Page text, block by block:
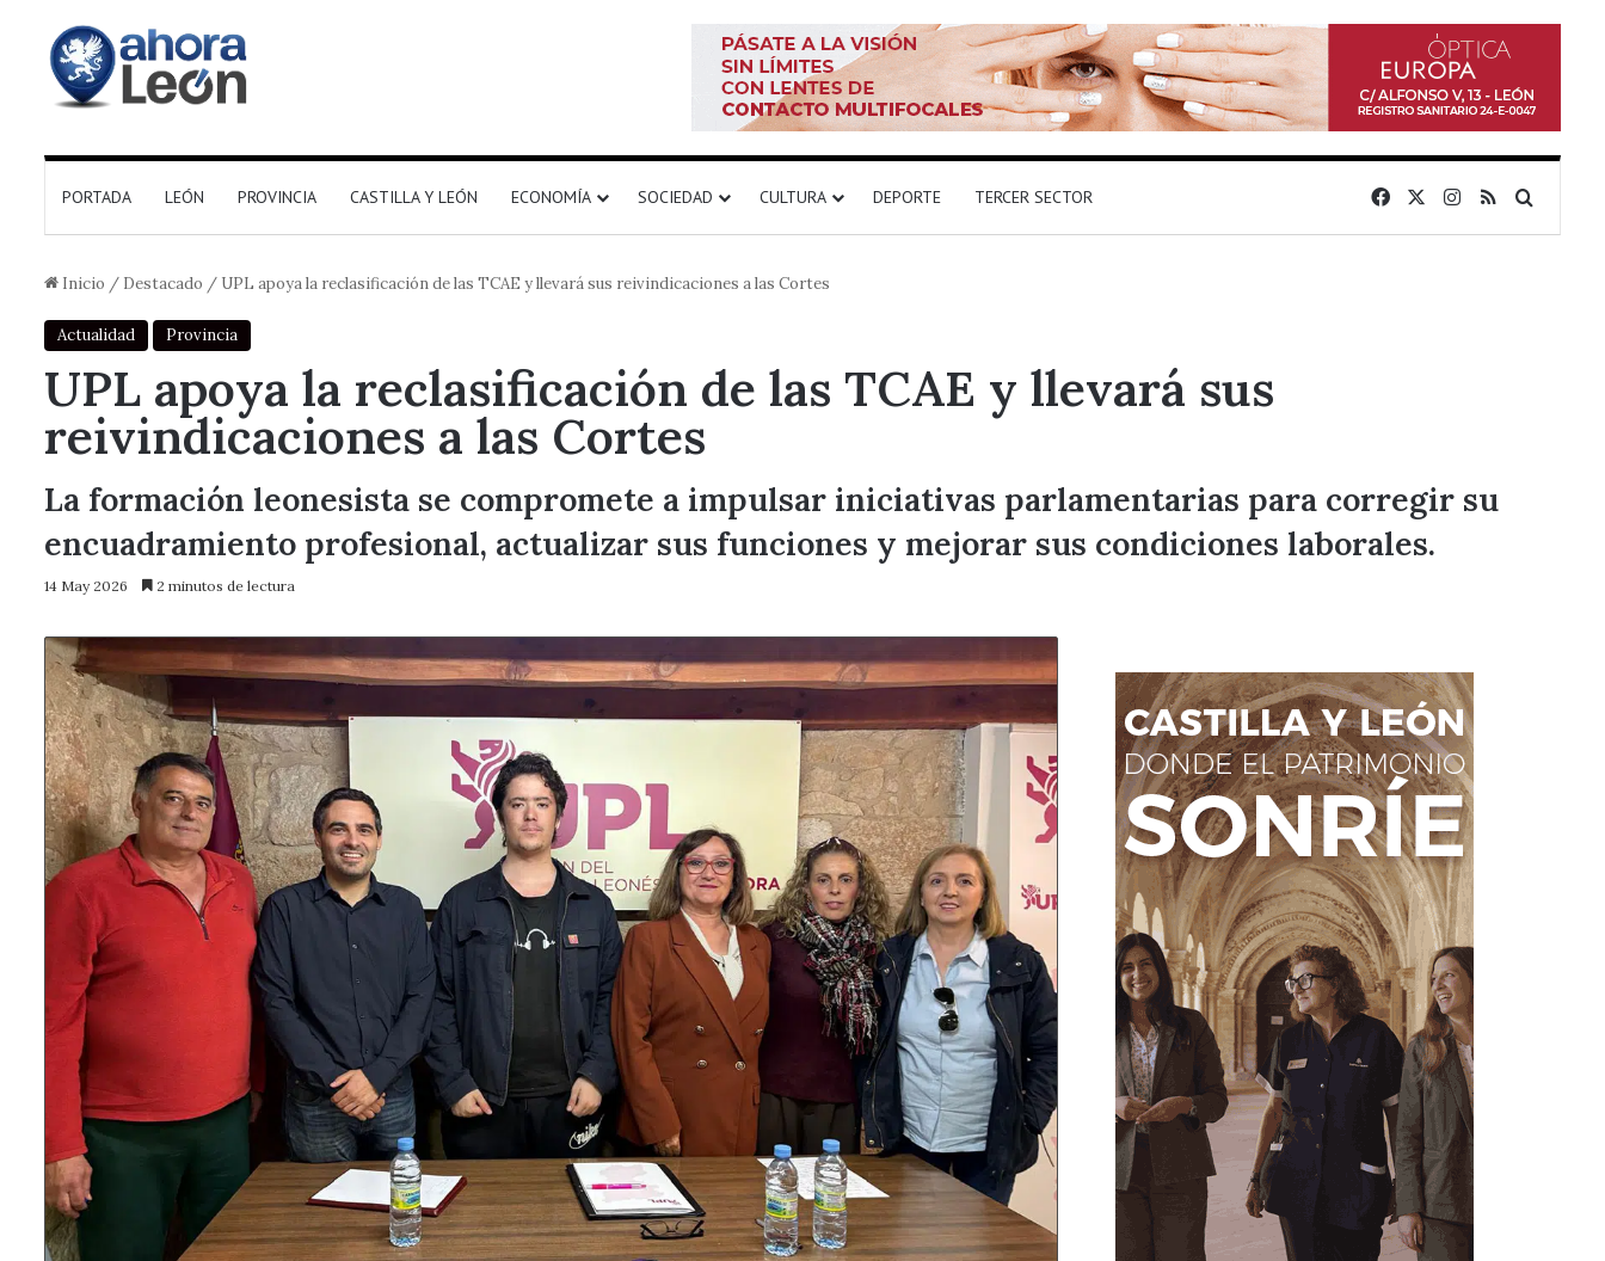
PORTADA LEÓN PROVINCIA CASTILLA Y LEÓN ECONOMÍA SOCIEDAD CULTURA DEPORTE TERCER SECTOR FacebookInstagram
RSS
Inicio / Destacado / UPL apoya la reclasificación de las TCAE y llevará sus reivindicaciones a las Cortes
Actualidad Provincia
UPL apoya la reclasificación de las TCAE y llevará sus
reivindicaciones a las Cortes
La formación leonesista se compromete a impulsar iniciativas parlamentarias para corregir su
encuadramiento profesional, actualizar sus funciones y mejorar sus condiciones laborales.
14 May 2026 2 minutos de lectura